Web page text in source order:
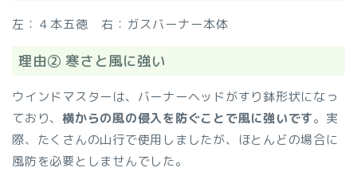
左：４本五徳 右：ガスバーナー本体
理由② 寒さと風に強い
ウインドマスターは、バーナーヘッドがすり鉢形状になっ
ており、横からの風の侵入を防ぐことで風に強いです。実
際、たくさんの山行で使用しましたが、ほとんどの場合に
風防を必要としませんでした。